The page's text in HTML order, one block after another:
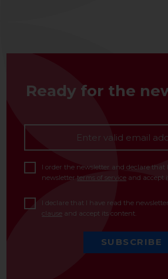
Ready for the
I order the newsletter and declare that
newsletterterms of service and accept
I declare that I have read the newsletter
clause and accept its content.
SUBSCRIBE